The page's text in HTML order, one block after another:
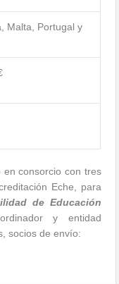
Malta, Portugal y
consorcio con tres
Eche, para
de Educación
y entidad
socios de envío: